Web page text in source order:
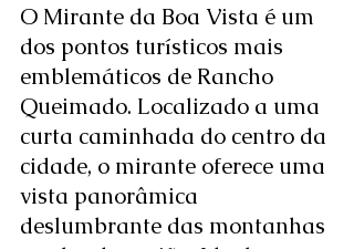
O Mirante da Boa Vista é um
dos pontos turísticos mais
emblemáticos de Rancho
Queimado. Localizado a uma
curta caminhada do centro da
cidade, o mirante oferece uma
vista panorâmica
deslumbrante das montanhas